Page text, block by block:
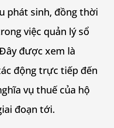
phát sinh, đồng thời
việc quản lý sổ
được xem là
động trực tiếp đến
vụ thuế của hộ
đoạn tới.